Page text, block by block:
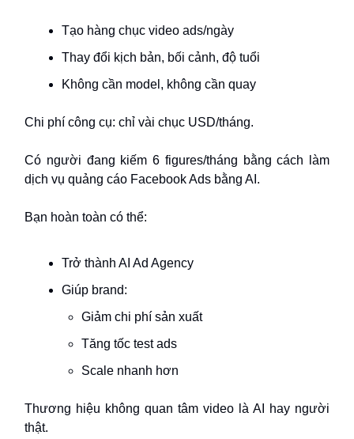
Tạo hàng chục video ads/ngày
Thay đổi kịch bản, bối cảnh, độ tuổi
Không cần model, không cần quay
Chi phí công cụ: chỉ vài chục USD/tháng.
Có người đang kiếm 6 figures/tháng bằng cách làm
dịch vụ quảng cáo Facebook Ads bằng AI.
Bạn hoàn toàn có thể:
Trở thành AI Ad Agency
Giúp brand:
Giảm chi phí sản xuất
Tăng tốc test ads
Scale nhanh hơn
Thương hiệu không quan tâm video là AI hay người
thật.